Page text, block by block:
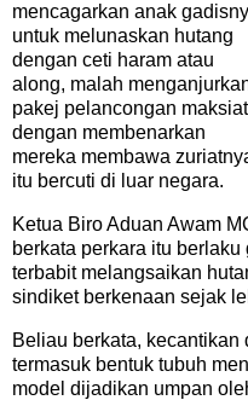
mencagarkan anak
untuk melunaskan hutang
dengan ceti haram atau
along, malah
pakej pelancongan maksiat
dengan membenarkan
mereka membawa
itu bercuti di luar negara.
Ketua Biro Aduan Awam
berkata perkara itu
terbabit melangsaikan
sindiket berkenaan sejak
Beliau berkata,
termasuk bentuk tubuh
model dijadikan umpan